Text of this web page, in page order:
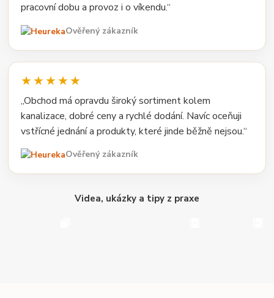
pracovní dobu a provoz i o víkendu.“
Ověřený zákazník
★★★★★
„Obchod má opravdu široký sortiment kolem
kanalizace, dobré ceny a rychlé dodání. Navíc oceňuji
vstřícné jednání a produkty, které jinde běžně nejsou.“
Ověřený zákazník
Videa, ukázky a tipy z praxe